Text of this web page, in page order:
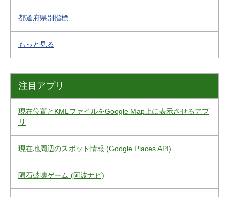
都道府県別指標
もっと見る
注目アプリ
現在位置とKMLファイルをGoogle Map上に表示させるアプ
リ
現在地周辺のスポット情報 (Google Places API)
隕石破壊ゲーム (阿波ナビ)